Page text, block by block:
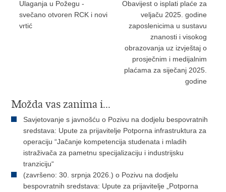
Ulaganja u Požegu -
svečano otvoren RCK i novi
vrtić
Obavijest o isplati plaće za
veljaču 2025. godine
zaposlenicima u sustavu
znanosti i visokog
obrazovanja uz izvještaj o
prosječnim i medijalnim
plaćama za siječanj 2025.
godine
Možda vas zanima i...
Savjetovanje s javnošću o Pozivu na dodjelu bespovratnih
sredstava: Upute za prijavitelje Potporna infrastruktura za
operaciju “Jačanje kompetencija studenata i mladih
istraživača za pametnu specijalizaciju i industrijsku
tranziciju“
(završeno: 30. srpnja 2026.) o Pozivu na dodjelu
bespovratnih sredstava: Upute za prijavitelje „Potporna